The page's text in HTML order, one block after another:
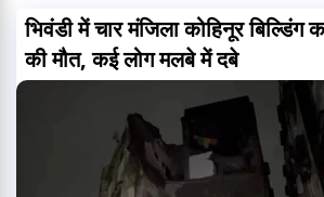
भिवंडी में चार मंजिला कोहिनूर बिल्डिंग
की मौत, कई लोग मलबे में दबे